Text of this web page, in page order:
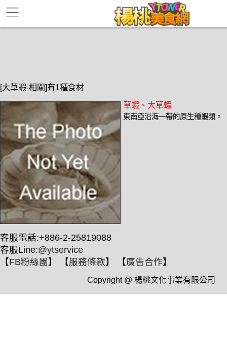
[大草蝦-相關]有1種食材
草蝦、大草蝦
東南亞沿海一帶的原生種蝦類。
客服電話:+886-2-25819088
客服Line:@ytservice
【FB粉絲團 】 【服務條款】 【廣告合作】
Copyright @ 楊桃文化事業有限公司